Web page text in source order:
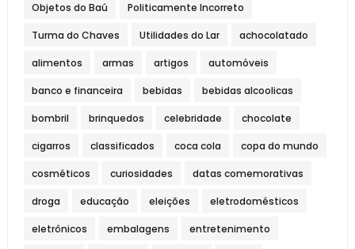
Objetos do Baú Politicamente Incorreto
Turma do Chaves Utilidades do Lar achocolatado
alimentos armas artigos automóveis
banco e financeira bebidas bebidas alcoolicas
bombril brinquedos celebridade chocolate
cigarros classificados coca cola copa do mundo
cosméticos curiosidades datas comemorativas
droga educação eleições eletrodomésticos
eletrônicos embalagens entretenimento